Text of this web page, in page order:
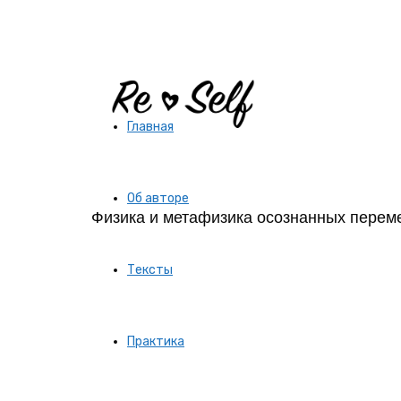
Re-
Self
Создай
Физика и метафизика осознанных
Главная
Об авторе
Тексты
Практика